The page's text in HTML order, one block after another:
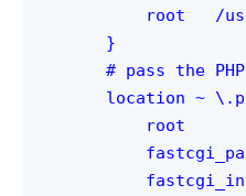
root   /
    }
# pass the
location ~
root